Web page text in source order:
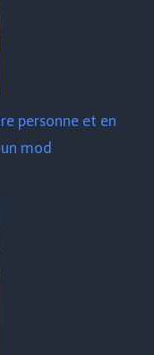
personne et en
mod